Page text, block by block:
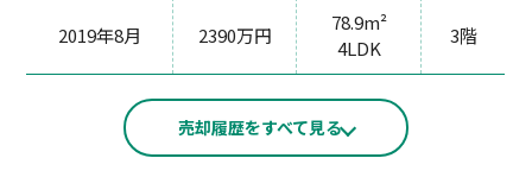
2019年8月 2390万円
78.9m²
4LDK
3階
売却履歴をすべて見る